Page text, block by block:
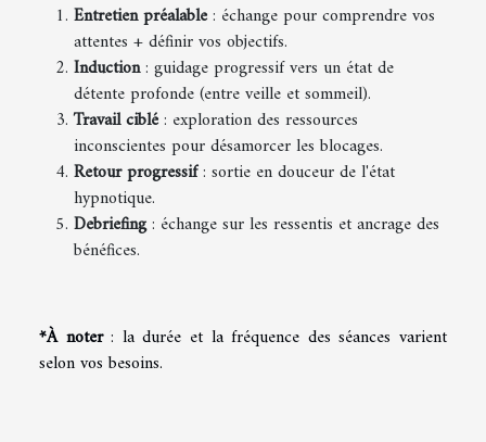
Entretien préalable: échange pour comprendre vos
attentes + définir vos objectifs.
Induction: guidage progressif vers un état de
détente profonde (entre veille et sommeil).
Travail ciblé: exploration des ressources
inconscientes pour désamorcer les blocages.
Retour progressif: sortie en douceur de l'état
hypnotique.
Debriefing: échange sur les ressentis et ancrage des
bénéfices.
*À noter: la durée et la fréquence des séances varient
selon vos besoins.